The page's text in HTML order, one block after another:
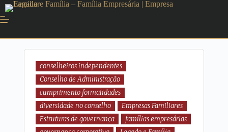
conselheiros independentes
Conselho de Administração
cumprimento formalidades
diversidade no conselho
Empresas Familiares
Estruturas de governança
famílias empresárias